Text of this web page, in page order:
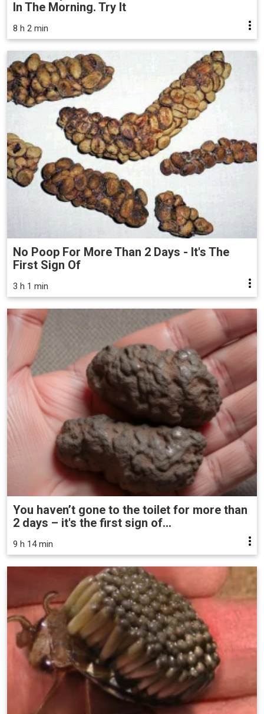
In The Morning. Try It
8 h 2 min
No Poop For More Than 2 Days - It's The
First Sign Of
3 h 1 min
You haven’t gone to the toilet for more than
2 days – it's the first sign of...
9 h 14 min